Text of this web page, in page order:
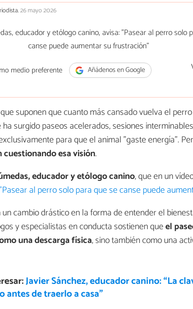
26 mayo 2026
medio preferente Añádenos en Google
suponen que cuanto más cansado vuelva el
surgido paseos acelerados, sesiones
para que el animal "gaste energía".
cuestionando esa visión.
educador y etólogo canino, que en un
al perro solo para que se canse puede
cambio drástico en la forma de entender el
y especialistas en conducta sostienen queel
una descarga física, sino también como una
Javier Sánchez, educador canino: “La
de traerlo a casa”